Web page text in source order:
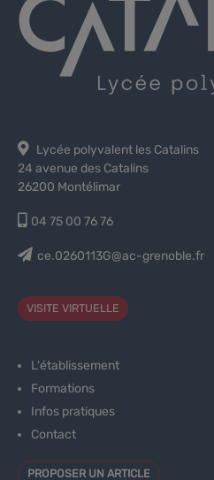
Lycée polyvalent les Catalins
24 avenue des Catalins
26200 Montélimar
04 75 00 76 76
ce.0260113G@ac-grenoble.fr
VISITE VIRTUELLE
L'établissement
Formations
Infos pratiques
Contact
PROPOSER UN ARTICLE